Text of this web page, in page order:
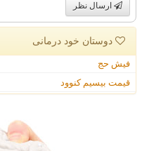
ارسال نظر
دوستان خود درمانی
فیش حج
قیمت بیسیم کنوود